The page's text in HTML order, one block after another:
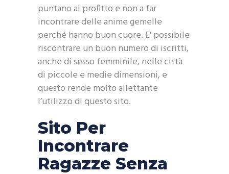
puntano al profitto e non a far
incontrare delle anime gemelle
perché hanno buon cuore. E’ possibile
riscontrare un buon numero di iscritti,
anche di sesso femminile, nelle città
di piccole e medie dimensioni, e
questo rende molto allettante
l’utilizzo di questo sito.
Sito Per
Incontrare
Ragazze Senza